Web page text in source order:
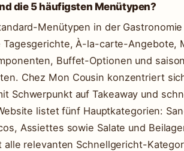
die 5 häufigsten Menütypen?
Menütypen in der
Tagesgerichte, À-la-carte-Angebote,
Buffet-Optionen und
Chez Mon Cousin konzentriert
Schwerpunkt auf Takeaway und
listet fünf Hauptkategorien:
Assiettes sowie Salate und
alle relevanten Schnellgericht-